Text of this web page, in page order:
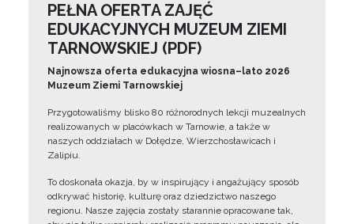
PEŁNA OFERTA ZAJĘĆ
EDUKACYJNYCH MUZEUM ZIEMI
TARNOWSKIEJ (PDF)
Najnowsza oferta edukacyjna wiosna–lato 2026
Muzeum Ziemi Tarnowskiej
Przygotowaliśmy blisko 80 różnorodnych lekcji muzealnych
realizowanych w placówkach w Tarnowie, a także w
naszych oddziałach w Dołędze, Wierzchosławicach i
Zalipiu.
To doskonała okazja, by w inspirujący i angażujący sposób
odkrywać historię, kulturę oraz dziedzictwo naszego
regionu. Nasze zajęcia zostały starannie opracowane tak,